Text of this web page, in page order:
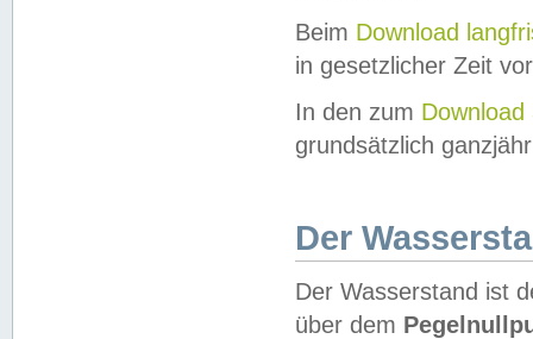
Beim Download
in gesetzlicher Zeit
In den zum Download
grundsätzlich
Der
Der Wasserstand ist
über dem